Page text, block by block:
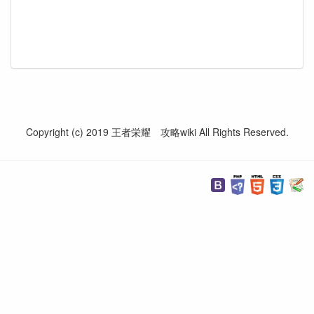
Copyright (c) 2019 王者栄耀 攻略wiki All Rights Reserved.